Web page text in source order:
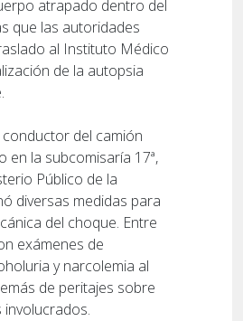
atrapado dentro del
que las autoridades
al Instituto Médico
de la autopsia
del camión
en la subcomisaría 17ª,
Público de la
diversas medidas para
del choque. Entre
exámenes de
y narcolemia al
de peritajes sobre
involucrados.